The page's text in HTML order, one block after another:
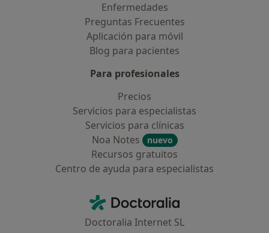
Enfermedades
Preguntas Frecuentes
Aplicación para móvil
Blog para pacientes
Para profesionales
Precios
Servicios para especialistas
Servicios para clínicas
Noa Notes
nuevo
Recursos gratuitos
Centro de ayuda para especialistas
Doctoralia - Página de inicio
Doctoralia Internet SL